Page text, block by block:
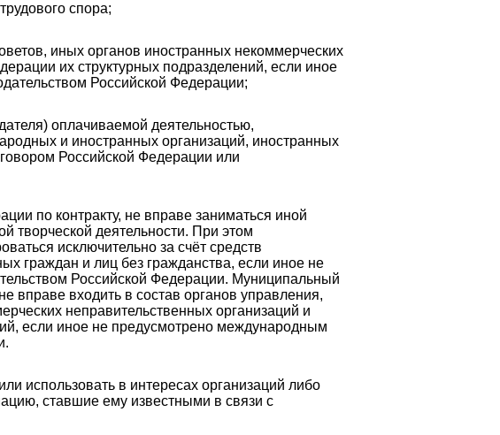
спора;
иных органов иностранных некоммерческих
их структурных подразделений, если иное
Российской Федерации;
оплачиваемой деятельностью,
и иностранных организаций, иностранных
Российской Федерации или
по контракту, не вправе заниматься иной
творческой деятельности. При этом
исключительно за счёт средств
граждан и лиц без гражданства, если иное не
Российской Федерации. Муниципальный
вправе входить в состав органов управления,
неправительственных организаций и
если иное не предусмотрено международным
использовать в интересах организаций либо
ставшие ему известными в связи с